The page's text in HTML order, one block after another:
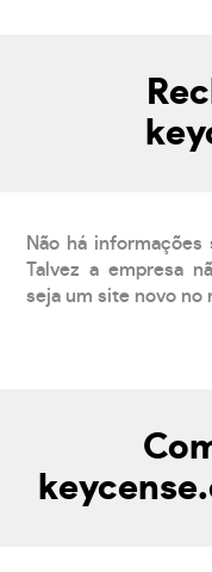
Não há
Talvez a empresa
seja um site novo no